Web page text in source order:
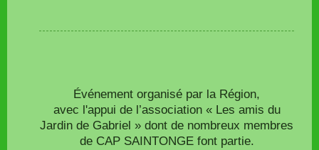
Événement organisé par la Région,
avec l'appui de l’association « Les amis du
Jardin de Gabriel » dont de nombreux membres
de CAP SAINTONGE font partie.